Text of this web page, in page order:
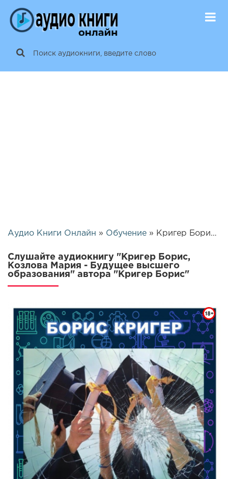
Аудио Книги Онлайн » Обучение » Кригер Борис, Козлова Мария - Будущее высшего образования | 720
Слушайте аудиокнигу "Кригер Борис,
Козлова Мария - Будущее высшего
образования" автора "Кригер Борис"